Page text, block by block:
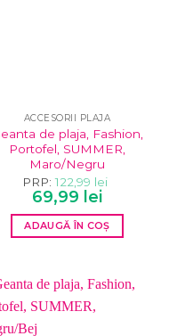
ACCESORII PLAJA
de plaja, Fashion,
Portofel, SUMMER,
Maro/Negru
PRP: 122,99 lei
Prețul
inițial
a
fost:
122,99 lei.
69,99 leiPrețul
curent
este:
69,99 lei.
ADAUGĂ ÎN COȘ